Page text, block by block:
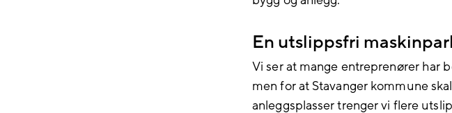
En utslippsfri
Vi ser at mange entreprenører har
men for at Stavanger kommune
anleggsplasser trenger vi flere